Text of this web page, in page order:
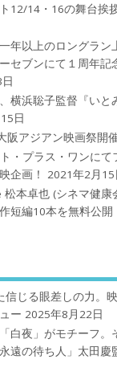
12/14・16の舞台挨
年以上のロングラン
セブンにて１周年
横浜聡子監督『いと
日
アジアン映画祭開
・プラス・ワンにて
企画！
2021年2月15
本卓也 (シネマ健康
短編10本を無料公開
信じる眼差しの力。
ー 2025年8月22日
白夜」がモチーフ
遠の待ち人」太田慶